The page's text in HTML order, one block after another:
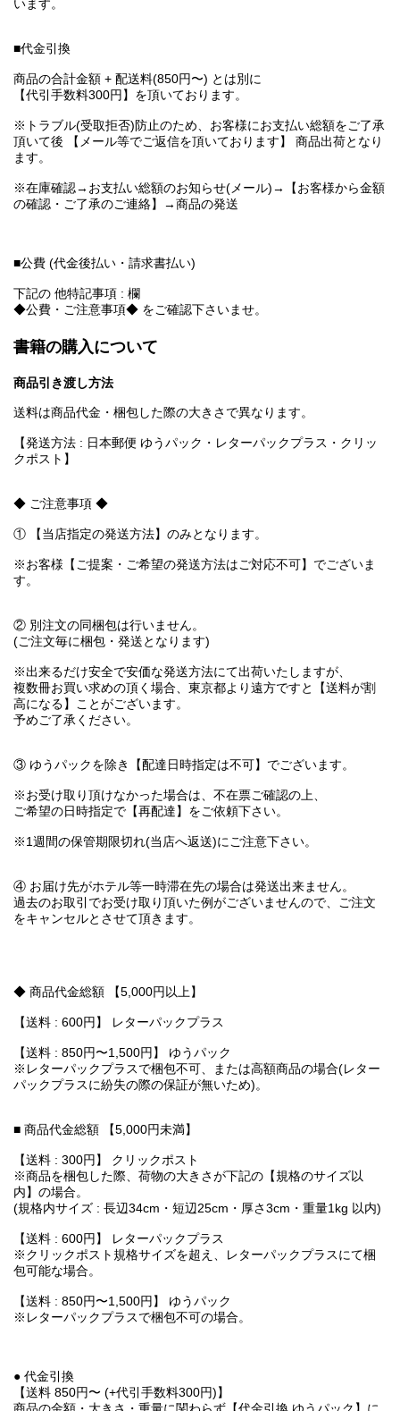
います。
■代金引換
商品の合計金額 + 配送料(850円〜) とは別に
【代引手数料300円】を頂いております。
※トラブル(受取拒否)防止のため、お客様にお支払い総額をご了承
頂いて後 【メール等でご返信を頂いております】 商品出荷となり
ます。
※在庫確認→お支払い総額のお知らせ(メール)→【お客様から金額
の確認・ご了承のご連絡】→商品の発送
■公費 (代金後払い・請求書払い)
下記の 他特記事項 : 欄
◆公費・ご注意事項◆ をご確認下さいませ。
書籍の購入について
商品引き渡し方法
送料は商品代金・梱包した際の大きさで異なります。
【発送方法 : 日本郵便 ゆうパック・レターパックプラス・クリッ
クポスト】
◆ ご注意事項 ◆
① 【当店指定の発送方法】のみとなります。
※お客様【ご提案・ご希望の発送方法はご対応不可】でございま
す。
② 別注文の同梱包は行いません。
(ご注文毎に梱包・発送となります)
※出来るだけ安全で安価な発送方法にて出荷いたしますが、
複数冊お買い求めの頂く場合、東京都より遠方ですと【送料が割
高になる】ことがございます。
予めご了承ください。
③ ゆうパックを除き【配達日時指定は不可】でございます。
※お受け取り頂けなかった場合は、不在票ご確認の上、
ご希望の日時指定で【再配達】をご依頼下さい。
※1週間の保管期限切れ(当店へ返送)にご注意下さい。
④ お届け先がホテル等一時滞在先の場合は発送出来ません。
過去のお取引でお受け取り頂いた例がございませんので、ご注文
をキャンセルとさせて頂きます。
◆ 商品代金総額 【5,000円以上】
【送料 : 600円】 レターパックプラス
【送料 : 850円〜1,500円】 ゆうパック
※レターパックプラスで梱包不可、または高額商品の場合(レター
パックプラスに紛失の際の保証が無いため)。
■ 商品代金総額 【5,000円未満】
【送料 : 300円】 クリックポスト
※商品を梱包した際、荷物の大きさが下記の【規格のサイズ以
内】の場合。
(規格内サイズ : 長辺34cm・短辺25cm・厚さ3cm・重量1kg 以内)
【送料 : 600円】 レターパックプラス
※クリックポスト規格サイズを超え、レターパックプラスにて梱
包可能な場合。
【送料 : 850円〜1,500円】 ゆうパック
※レターパックプラスで梱包不可の場合。
● 代金引換
【送料 850円〜 (+代引手数料300円)】